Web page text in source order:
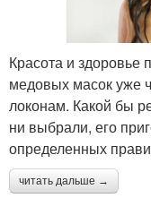
Красота и здоровье
медовых масок уже
локонам. Какой бы
ни выбрали, его
определенных
читать дальше →